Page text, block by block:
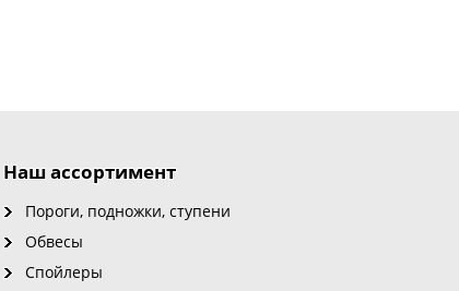
Наш ассортимент
Пороги, подножки, ступени
Обвесы
Спойлеры